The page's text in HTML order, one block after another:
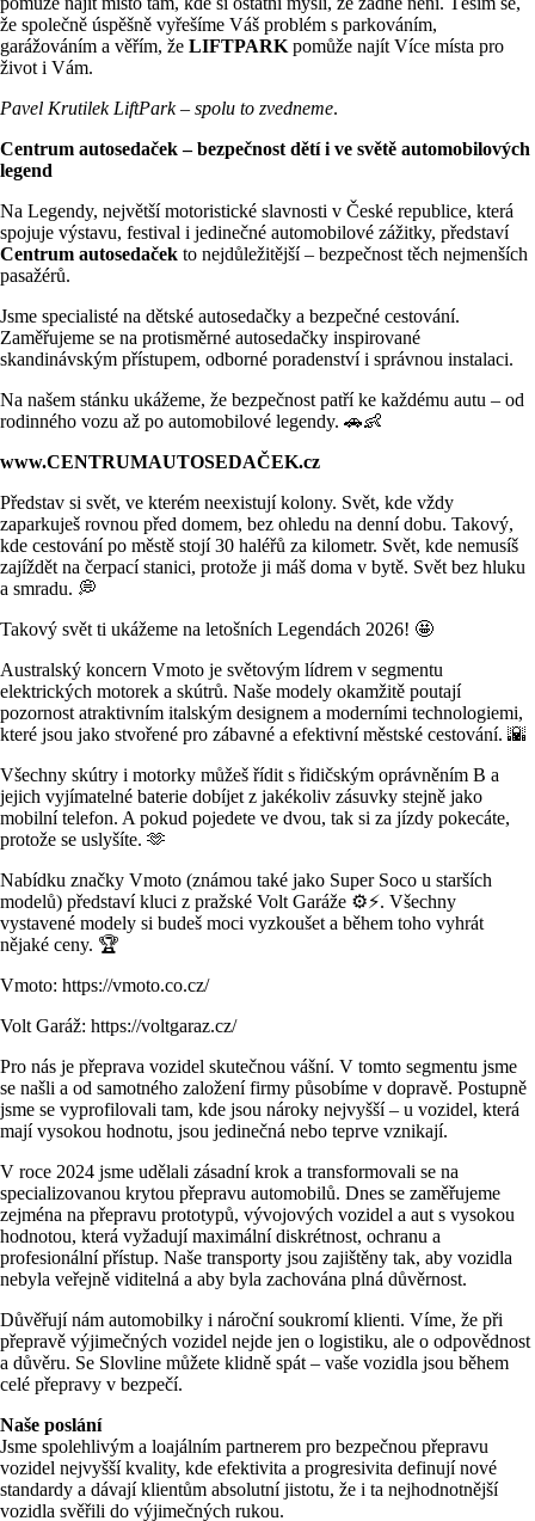
že společně úspěšně vyřešíme Váš problém s parkováním,
garážováním a věřím, že LIFTPARK pomůže najít Více místa pro
život i Vám.
Pavel Krutilek LiftPark – spolu to zvedneme.
Centrum autosedaček – bezpečnost dětí i ve světě automobilových
legend
Na Legendy, největší motoristické slavnosti v České republice, která
spojuje výstavu, festival i jedinečné automobilové zážitky, představí
Centrum autosedaček to nejdůležitější – bezpečnost těch nejmenších
pasažérů.
Jsme specialisté na dětské autosedačky a bezpečné cestování.
Zaměřujeme se na protisměrné autosedačky inspirované
skandinávským přístupem, odborné poradenství i správnou instalaci.
Na našem stánku ukážeme, že bezpečnost patří ke každému autu – od
rodinného vozu až po automobilové legendy. 🚗👶
www.CENTRUMAUTOSEDAČEK.cz
Představ si svět, ve kterém neexistují kolony. Svět, kde vždy
zaparkuješ rovnou před domem, bez ohledu na denní dobu. Takový,
kde cestování po městě stojí 30 haléřů za kilometr. Svět, kde nemusíš
zajíždět na čerpací stanici, protože ji máš doma v bytě. Svět bez hluku
a smradu. 💭
Takový svět ti ukážeme na letošních Legendách 2026! 🤩
Australský koncern Vmoto je světovým lídrem v segmentu
elektrických motorek a skútrů. Naše modely okamžitě poutají
pozornost atraktivním italským designem a moderními technologiemi,
které jsou jako stvořené pro zábavné a efektivní městské cestování. 🌇
Všechny skútry i motorky můžeš řídit s řidičským oprávněním B a
jejich vyjímatelné baterie dobíjet z jakékoliv zásuvky stejně jako
mobilní telefon. A pokud pojedete ve dvou, tak si za jízdy pokecáte,
protože se uslyšíte. 🫶
Nabídku značky Vmoto (známou také jako Super Soco u starších
modelů) představí kluci z pražské Volt Garáže ⚙️⚡. Všechny
vystavené modely si budeš moci vyzkoušet a během toho vyhrát
nějaké ceny. 🏆
Vmoto: https://vmoto.co.cz/
Volt Garáž: https://voltgaraz.cz/
Pro nás je přeprava vozidel skutečnou vášní. V tomto segmentu jsme
se našli a od samotného založení firmy působíme v dopravě. Postupně
jsme se vyprofilovali tam, kde jsou nároky nejvyšší – u vozidel, která
mají vysokou hodnotu, jsou jedinečná nebo teprve vznikají.
V roce 2024 jsme udělali zásadní krok a transformovali se na
specializovanou krytou přepravu automobilů. Dnes se zaměřujeme
zejména na přepravu prototypů, vývojových vozidel a aut s vysokou
hodnotou, která vyžadují maximální diskrétnost, ochranu a
profesionální přístup. Naše transporty jsou zajištěny tak, aby vozidla
nebyla veřejně viditelná a aby byla zachována plná důvěrnost.
Důvěřují nám automobilky i nároční soukromí klienti. Víme, že při
přepravě výjimečných vozidel nejde jen o logistiku, ale o odpovědnost
a důvěru. Se Slovline můžete klidně spát – vaše vozidla jsou během
celé přepravy v bezpečí.
Naše poslání
Jsme spolehlivým a loajálním partnerem pro bezpečnou přepravu
vozidel nejvyšší kvality, kde efektivita a progresivita definují nové
standardy a dávají klientům absolutní jistotu, že i ta nejhodnotnější
vozidla svěřili do výjimečných rukou.